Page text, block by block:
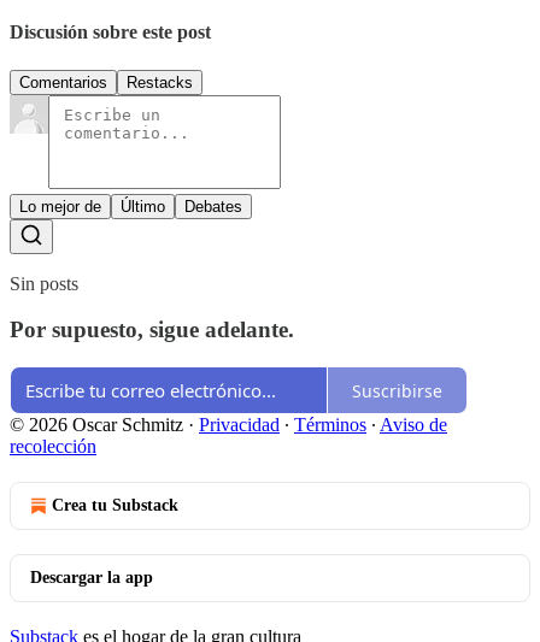
Discusión sobre este post
Comentarios Restacks
Lo mejor de Último Debates
Sin posts
Por supuesto, sigue adelante.
Suscribirse
© 2026 Oscar Schmitz · Privacidad ∙ Términos ∙ Aviso de
recolección
Crea tu Substack
Descargar la app
Substack es el hogar de la gran cultura